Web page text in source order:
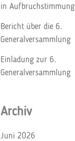
in Aufbruchstimmung
Bericht über die 6.
Generalversammlung
Einladung zur 6.
Generalversammlung
Archiv
Juni 2026